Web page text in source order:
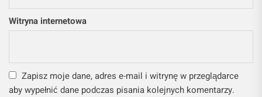
Witryna internetowa
Zapisz moje dane, adres e-mail i witrynę w przeglądarce
aby wypełnić dane podczas pisania kolejnych komentarzy.